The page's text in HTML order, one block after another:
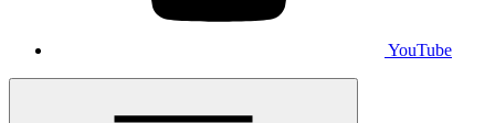
YouTube